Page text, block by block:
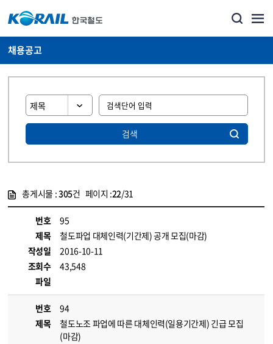
채용공고
검색
총게시물 :305건 페이지 :22/31
번호
95
제목
철도파업 대체인력(기간제) 공개 모집(마감)
작성일
2016-10-11
조회수
43,548
파일
번호
94
제목
철도노조 파업에 따른 대체인력(일용기간제) 긴급 모집
(마감)